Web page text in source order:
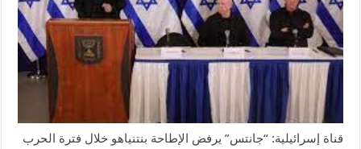
قناة إسرائيلية: “جانتس” يرفض الإطاحة بنتنياهو خلال فترة الحرب